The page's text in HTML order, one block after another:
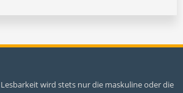
wird stets nur die maskuline oder die